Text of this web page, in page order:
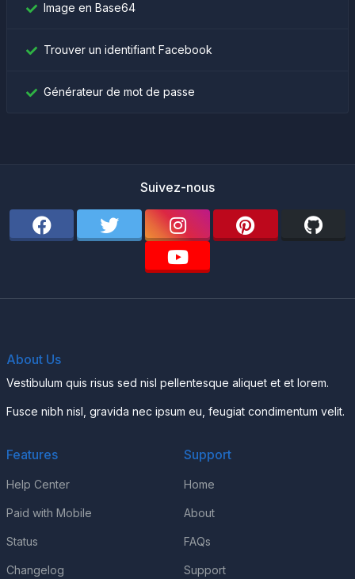
Image en Base64
Trouver un identifiant Facebook
Générateur de mot de passe
Suivez-nous
About Us
Vestibulum quis risus sed nisl pellentesque aliquet et et lorem.
Fusce nibh nisl, gravida nec ipsum eu, feugiat condimentum velit.
Features
Help Center
Paid with Mobile
Status
Changelog
Support
Home
About
FAQs
Support